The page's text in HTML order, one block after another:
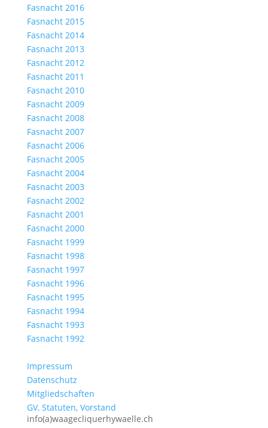
Fasnacht 2016
Fasnacht 2015
Fasnacht 2014
Fasnacht 2013
Fasnacht 2012
Fasnacht 2011
Fasnacht 2010
Fasnacht 2009
Fasnacht 2008
Fasnacht 2007
Fasnacht 2006
Fasnacht 2005
Fasnacht 2004
Fasnacht 2003
Fasnacht 2002
Fasnacht 2001
Fasnacht 2000
Fasnacht 1999
Fasnacht 1998
Fasnacht 1997
Fasnacht 1996
Fasnacht 1995
Fasnacht 1994
Fasnacht 1993
Fasnacht 1992
Impressum
Datenschutz
Mitgliedschaften
GV, Statuten, Vorstand
info(a)waagecliquerhywaelle.ch